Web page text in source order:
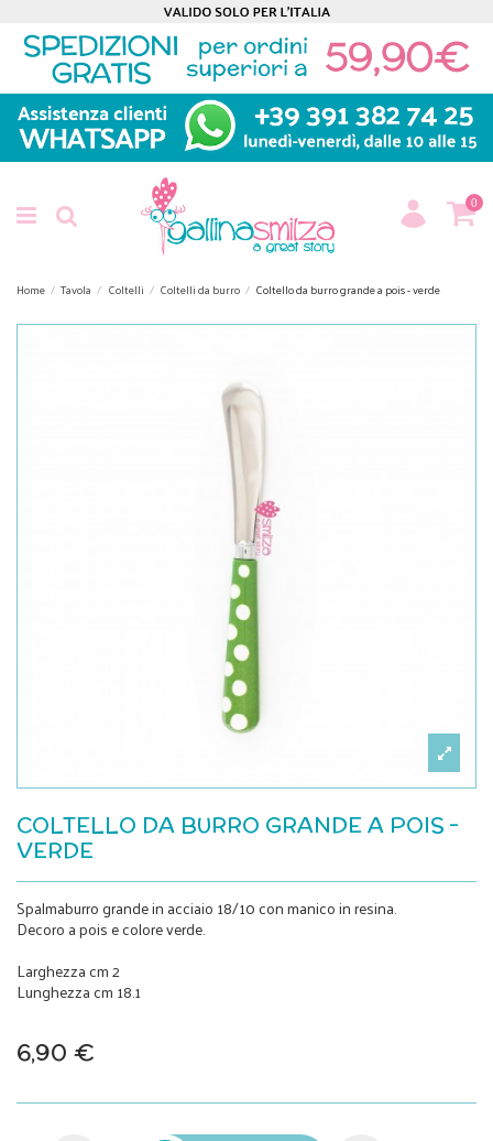
0
Home Tavola Coltelli Coltelli da burro Coltello da burro grande a pois - verde
COLTELLO DA BURRO GRANDE A POIS -
VERDE
Spalmaburro grande in acciaio 18/10 con manico in resina.
Decoro a pois e colore verde.
Larghezza cm 2
Lunghezza cm 18.1
6,90 €